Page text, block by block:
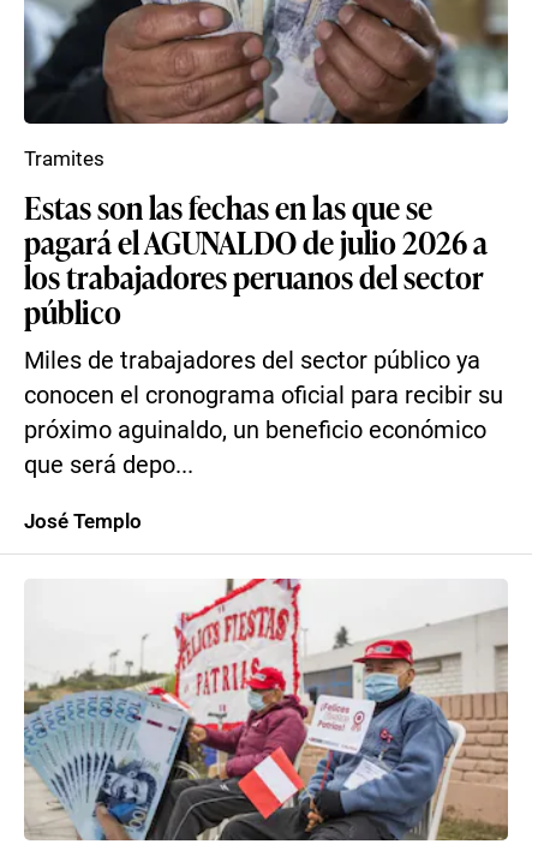
Estas son las fechas en las que se
pagará el AGUNALDO de julio 2026 a
los trabajadores peruanos del sector
público
Miles de trabajadores del sector público ya
conocen el cronograma oficial para recibir su
próximo aguinaldo, un beneficio económico
que será depo...
Tramites
José Templo